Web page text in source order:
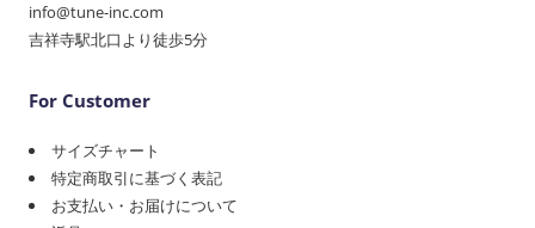
info@tune-inc.com
吉祥寺駅北口より徒歩5分
For Customer
サイズチャート
特定商取引に基づく表記
お支払い・お届けについて